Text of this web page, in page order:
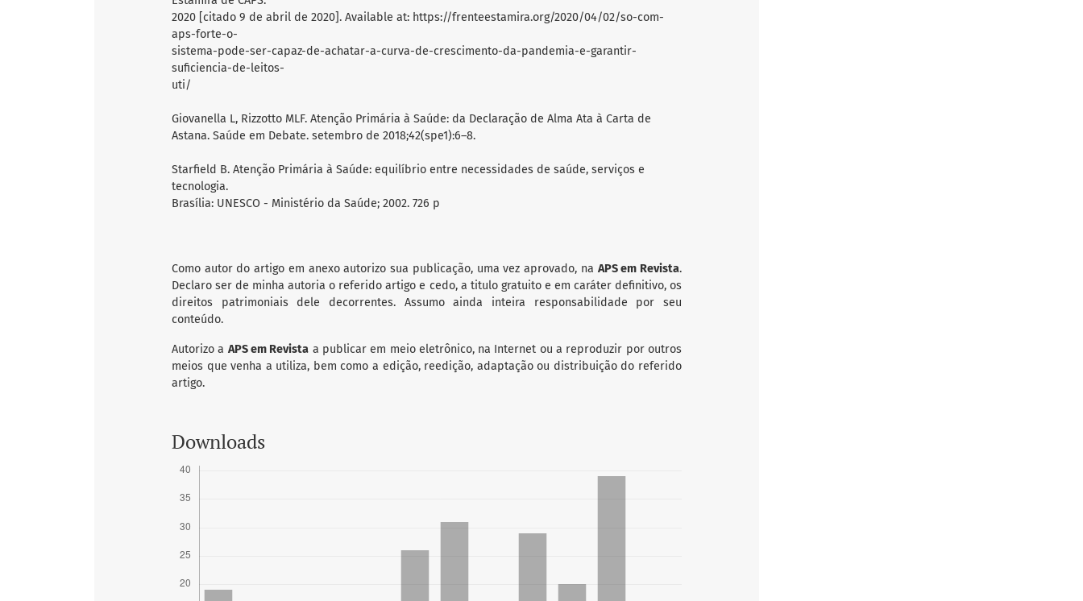
2020 [citado 9 de abril de 2020]. Available at: https://frenteestamira.org/2020/04/02/so-com-
aps-forte-o-
sistema-pode-ser-capaz-de-achatar-a-curva-de-crescimento-da-pandemia-e-garantir-
suficiencia-de-leitos-
uti/
Giovanella L, Rizzotto MLF. Atenção Primária à Saúde: da Declaração de Alma Ata à Carta de
Astana. Saúde em Debate. setembro de 2018;42(spe1):6–8.
Starfield B. Atenção Primária à Saúde: equilíbrio entre necessidades de saúde, serviços e
tecnologia.
Brasília: UNESCO - Ministério da Saúde; 2002. 726 p
Como autor do artigo em anexo autorizo sua publicação, uma vez aprovado, na APS em Revista.
Declaro ser de minha autoria o referido artigo e cedo, a titulo gratuito e em caráter definitivo, os
direitos patrimoniais dele decorrentes. Assumo ainda inteira responsabilidade por seu
conteúdo.
Autorizo a APS em Revista a publicar em meio eletrônico, na Internet ou a reproduzir por outros
meios que venha a utiliza, bem como a edição, reedição, adaptação ou distribuição do referido
artigo.
Downloads